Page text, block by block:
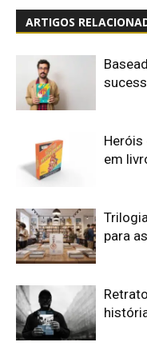
ARTIGOS
Heróis
em
para